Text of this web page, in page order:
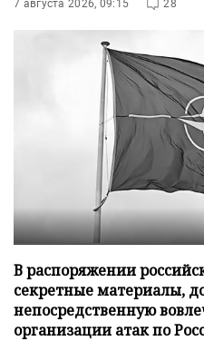
7 августа 2026, 09:15 28
В распоряжении
секретные материалы,
непосредственную
организации атак по